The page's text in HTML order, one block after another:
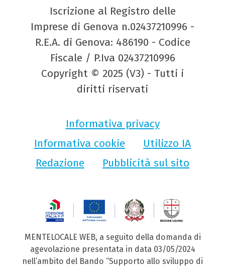
Iscrizione al Registro delle
Imprese di Genova n.02437210996 -
R.E.A. di Genova: 486190 - Codice
Fiscale / P.Iva 02437210996
Copyright © 2025 (V3) - Tutti i
diritti riservati
Informativa privacy
Informativa cookie
Utilizzo IA
Redazione
Pubblicità sul sito
MENTELOCALE WEB, a seguito della domanda di
agevolazione presentata in data 03/05/2024
nell’ambito del Bando “Supporto allo sviluppo di